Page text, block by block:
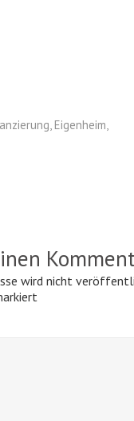
, Eigenheim,
wird nicht